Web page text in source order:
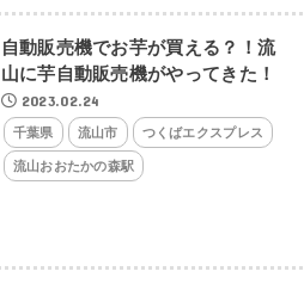
自動販売機でお芋が買える？！流
山に芋自動販売機がやってきた！
2023.02.24
千葉県 流山市 つくばエクスプレス
流山おおたかの森駅